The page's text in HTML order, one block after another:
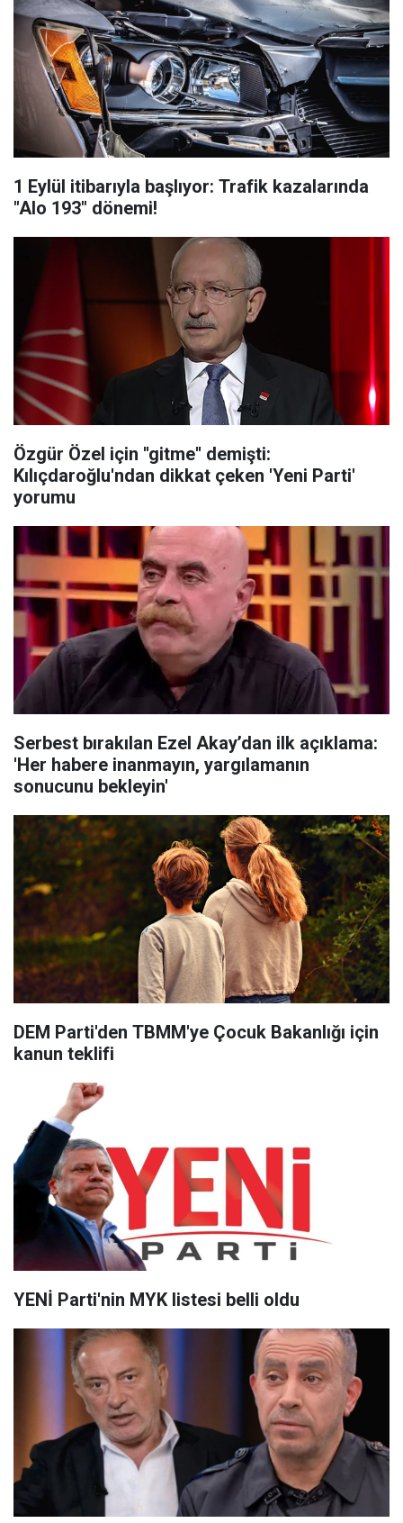
1 Eylül itibarıyla başlıyor: Trafik kazalarında
"Alo 193" dönemi!
Özgür Özel için ''gitme'' demişti:
Kılıçdaroğlu'ndan dikkat çeken 'Yeni Parti'
yorumu
Serbest bırakılan Ezel Akay’dan ilk açıklama:
'Her habere inanmayın, yargılamanın
sonucunu bekleyin'
DEM Parti'den TBMM'ye Çocuk Bakanlığı için
kanun teklifi
YENİ Parti'nin MYK listesi belli oldu